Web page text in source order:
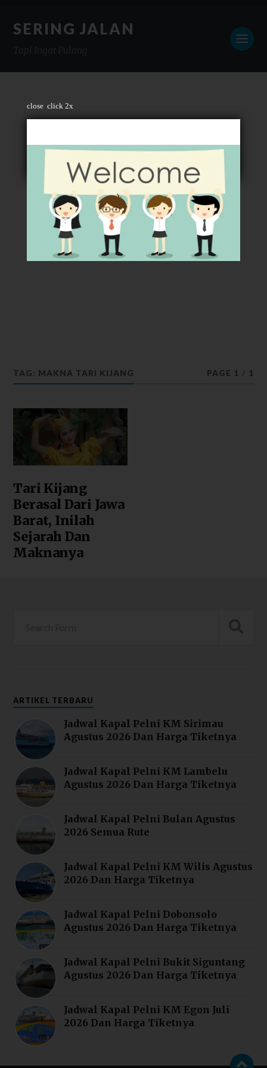
close click 2x
SERING JALAN
TAG: MAKNA TARI KIJANG PAGE 1 1
Tari Kijang
Berasal Dari Jawa
Barat, Inilah
Sejarah Dan
Maknanya
ARTIKEL TERBARU
Jadwal Kapal Pelni KM Sirimau
Agustus 2026 Dan Harga Tiketnya
Jadwal Kapal Pelni KM Lambelu
Agustus 2026 Dan Harga Tiketnya
Jadwal Kapal Pelni Bulan Agustus
2026 Semua Rute
Jadwal Kapal Pelni KM Wilis Agustus
2026 Dan Harga Tiketnya
Jadwal Kapal Pelni Dobonsolo
Agustus 2026 Dan Harga Tiketnya
Jadwal Kapal Pelni Bukit Siguntang
Agustus 2026 Dan Harga Tiketnya
Jadwal Kapal Pelni KM Egon Juli
2026 Dan Harga Tiketnya